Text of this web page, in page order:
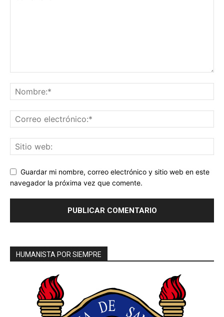
Guardar mi nombre, correo electrónico y sitio web en este
navegador la próxima vez que comente.
HUMANISTA POR SIEMPRE